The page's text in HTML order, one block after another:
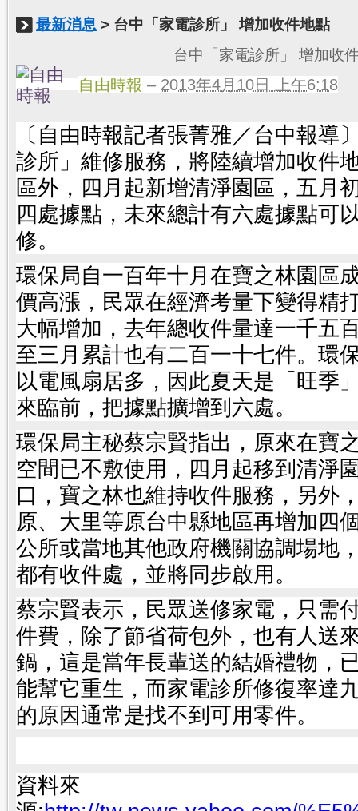
最新消息 > 台中「家電診所」 增加收件地點
台中「家電診所」 增加收
自由時報 – 2013年4月10日 上午6:18
〔自由時報記者張菁雅／台中報導
診所」維修服務，將陸續增加收件
區外，四月起新增清淨園區，五月
四處據點，未來總計有六處據點可
修。
環保局自一百年十月在寶之林園區
價高漲，民眾在經濟考量下變得精
大幅增加，去年總收件量達一千五
至三月累計也有二百一十七件。環
以電風扇居多，因此夏天是「旺季
來臨前，把據點擴增到六處。
環保局主秘蔡宗賢指出，原來在寶
空間已不敷使用，四月起移到清淨
口，寶之林也維持收件服務，另外
原、大里等原台中縣地區再增加四
公所或當地其他政府機關協調場地
都有收件處，並將同步啟用。
蔡宗賢表示，民眾送修家電，只需
件費，除了節省荷包外，也有人送
鍋，這是當年長輩送的結婚禮物，
能幫它重生，而家電診所修復率達
的原因通常是找不到可用零件。
資料來